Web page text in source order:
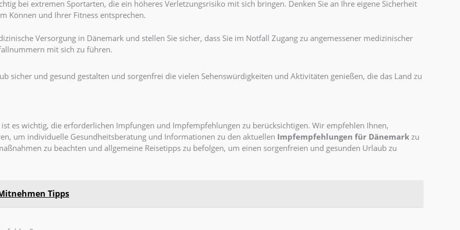
bei extremen Sportarten, die ein höheres Verletzungsrisiko mit sich bringen. Denken Sie an Ihre eigene Sicherheit
Können und Ihrer Fitness entsprechen.
Versorgung in Dänemark und stellen Sie sicher, dass Sie im Notfall Zugang zu angemessener medizinischer
mit sich zu führen.
sicher und gesund gestalten und sorgenfrei die vielen Sehenswürdigkeiten und Aktivitäten genießen, die das Land zu
es wichtig, die erforderlichen Impfungen und Impfempfehlungen zu berücksichtigen. Wir empfehlen Ihnen,
um individuelle Gesundheitsberatung und Informationen zu den aktuellen Impfempfehlungen für Dänemark zu
zu beachten und allgemeine Reisetipps zu befolgen, um einen sorgenfreien und gesunden Urlaub zu
Tipps